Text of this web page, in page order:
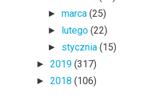
►marca(25)
► lutego(22)
► stycznia(15)
► 2019 (317)
► 2018 (106)